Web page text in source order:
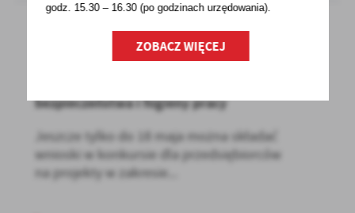
12 - 05 - 2023
bezpieczeństwa i higieny pracy
Jeszcze tylko do 18 maja można składać
wnioski w konkursie dla przedsiębiorców
na projekty w zakresie...
godz. 15.30 – 16.30 (po godzinachurzędowania).
ZOBACZ WIĘCEJ